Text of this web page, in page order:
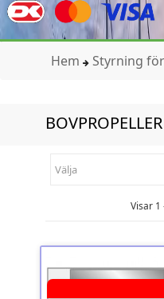
Hem Styrning
BOVPROPELLER
Välja
Visar 1